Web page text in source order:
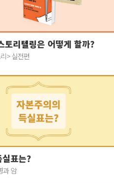
토리텔링은 어떻게 할까?
> 실전편
표는?
과 암